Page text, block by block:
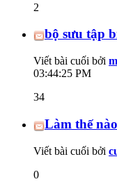
2
bộ sưu tập
Viết bài cuối bởi
03:44:25 PM
34
Làm thế
Viết bài cuối bởi
0